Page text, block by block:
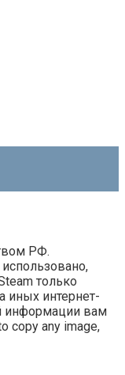
РФ.
только
иных интернет-
информации вам
copy any image,